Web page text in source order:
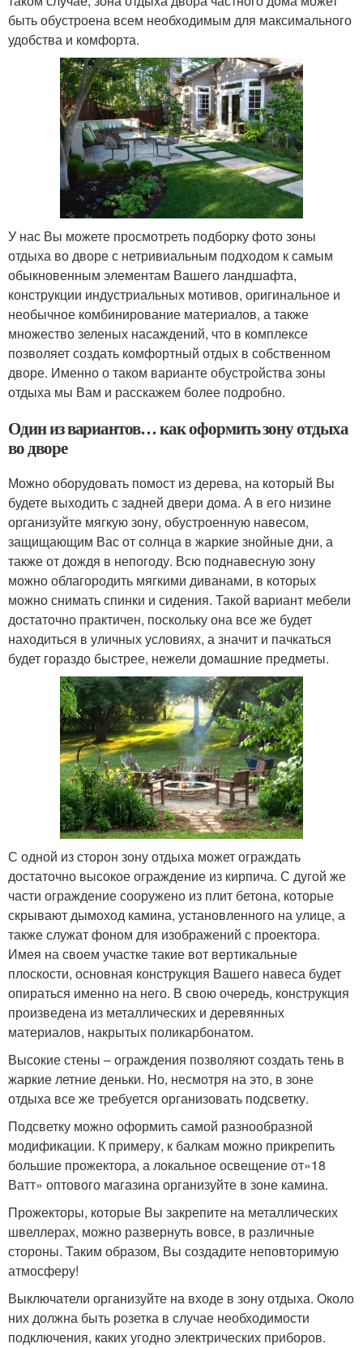
быть обустроена всем необходимым для максимального
удобства и комфорта.
У нас Вы можете просмотреть подборку фото зоны
отдыха во дворе с нетривиальным подходом к самым
обыкновенным элементам Вашего ландшафта,
конструкции индустриальных мотивов, оригинальное и
необычное комбинирование материалов, а также
множество зеленых насаждений, что в комплексе
позволяет создать комфортный отдых в собственном
дворе. Именно о таком варианте обустройства зоны
отдыха мы Вам и расскажем более подробно.
Один из вариантов… как оформить зону отдыха
во дворе
Можно оборудовать помост из дерева, на который Вы
будете выходить с задней двери дома. А в его низине
организуйте мягкую зону, обустроенную навесом,
защищающим Вас от солнца в жаркие знойные дни, а
также от дождя в непогоду. Всю поднавесную зону
можно облагородить мягкими диванами, в которых
можно снимать спинки и сидения. Такой вариант мебели
достаточно практичен, поскольку она все же будет
находиться в уличных условиях, а значит и пачкаться
будет гораздо быстрее, нежели домашние предметы.
С одной из сторон зону отдыха может ограждать
достаточно высокое ограждение из кирпича. С дугой же
части ограждение сооружено из плит бетона, которые
скрывают дымоход камина, установленного на улице, а
также служат фоном для изображений с проектора.
Имея на своем участке такие вот вертикальные
плоскости, основная конструкция Вашего навеса будет
опираться именно на него. В свою очередь, конструкция
произведена из металлических и деревянных
материалов, накрытых поликарбонатом.
Высокие стены – ограждения позволяют создать тень в
жаркие летние деньки. Но, несмотря на это, в зоне
отдыха все же требуется организовать подсветку.
Подсветку можно оформить самой разнообразной
модификации. К примеру, к балкам можно прикрепить
большие прожектора, а локальное освещение от»18
Ватт» оптового магазина организуйте в зоне камина.
Прожекторы, которые Вы закрепите на металлических
швеллерах, можно развернуть вовсе, в различные
стороны. Таким образом, Вы создадите неповторимую
атмосферу!
Выключатели организуйте на входе в зону отдыха. Около
них должна быть розетка в случае необходимости
подключения, каких угодно электрических приборов.